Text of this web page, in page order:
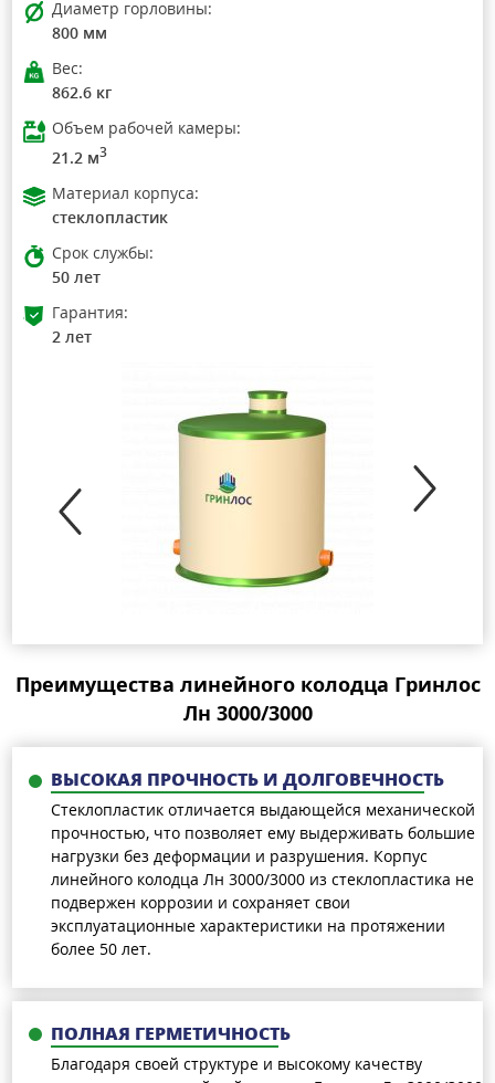
Диаметр горловины:
800 мм
Вес:
862.6 кг
Объем рабочей камеры:
21.2 м3
Материал корпуса:
стеклопластик
Срок службы:
50 лет
Гарантия:
2 лет
Преимущества линейного колодца Гринлос
Лн 3000/3000
ВЫСОКАЯ ПРОЧНОСТЬ И ДОЛГОВЕЧНОСТЬ
Стеклопластик отличается выдающейся механической
прочностью, что позволяет ему выдерживать большие
нагрузки без деформации и разрушения. Корпус
линейного колодца Лн 3000/3000 из стеклопластика не
подвержен коррозии и сохраняет свои
эксплуатационные характеристики на протяжении
более 50 лет.
ПОЛНАЯ ГЕРМЕТИЧНОСТЬ
Благодаря своей структуре и высокому качеству